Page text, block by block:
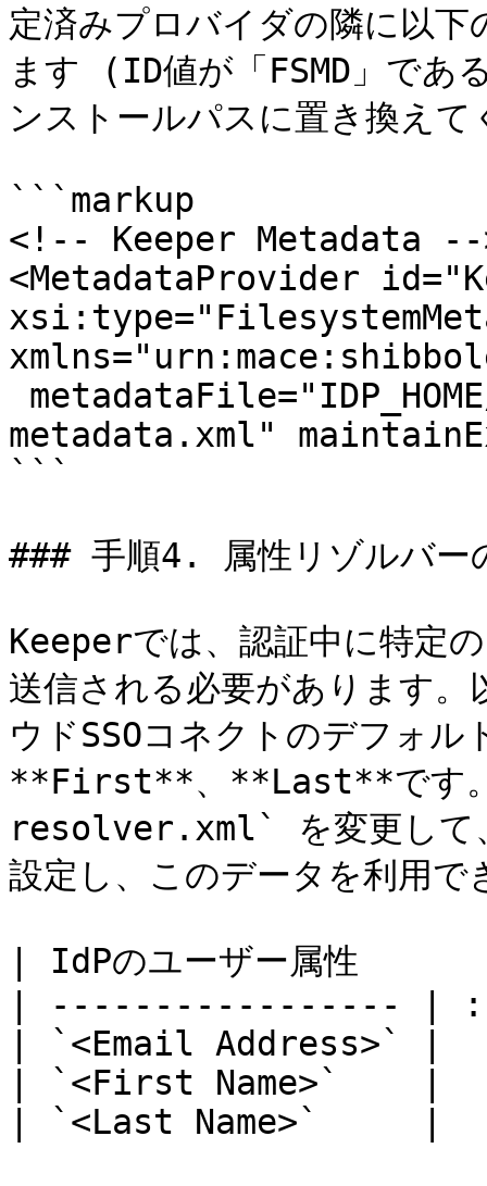
定済みプロバイダの隣に以
ます (ID値が「FSMD」であ
ンストールパスに置き換えて
```markup
<!-- Keeper Metadata --
<MetadataProvider
metadata.xml"
```
### 手順4. 属性リゾルバー
Keeperでは、認証中に特定
送信される必要があります
ウドSSOコネクトのデフォ
**First**、**Last**です
resolver.xml` を変更して
設定し、このデータを利用で
| IdPのユーザー属性
| ----------------- |
| `<Email Address>`
| `<First Name>`
| `<Last Name>`